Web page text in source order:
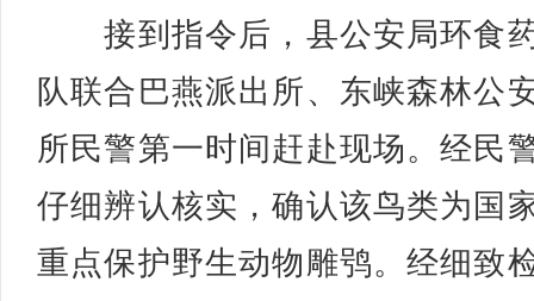
接到指令后，县公安局环食
队联合巴燕派出所、东峡森林公
所民警第一时间赶赴现场。经民
仔细辨认核实，确认该鸟类为国
重点保护野生动物雕鸮。经细致